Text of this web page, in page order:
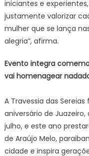
iniciantes e
justamente valorizar
mulher que se lança
alegria”, afirma.
Evento integra
vai homenagear
A Travessia das
aniversário de
julho, e este ano
de Araújo Melo,
cidade e inspira